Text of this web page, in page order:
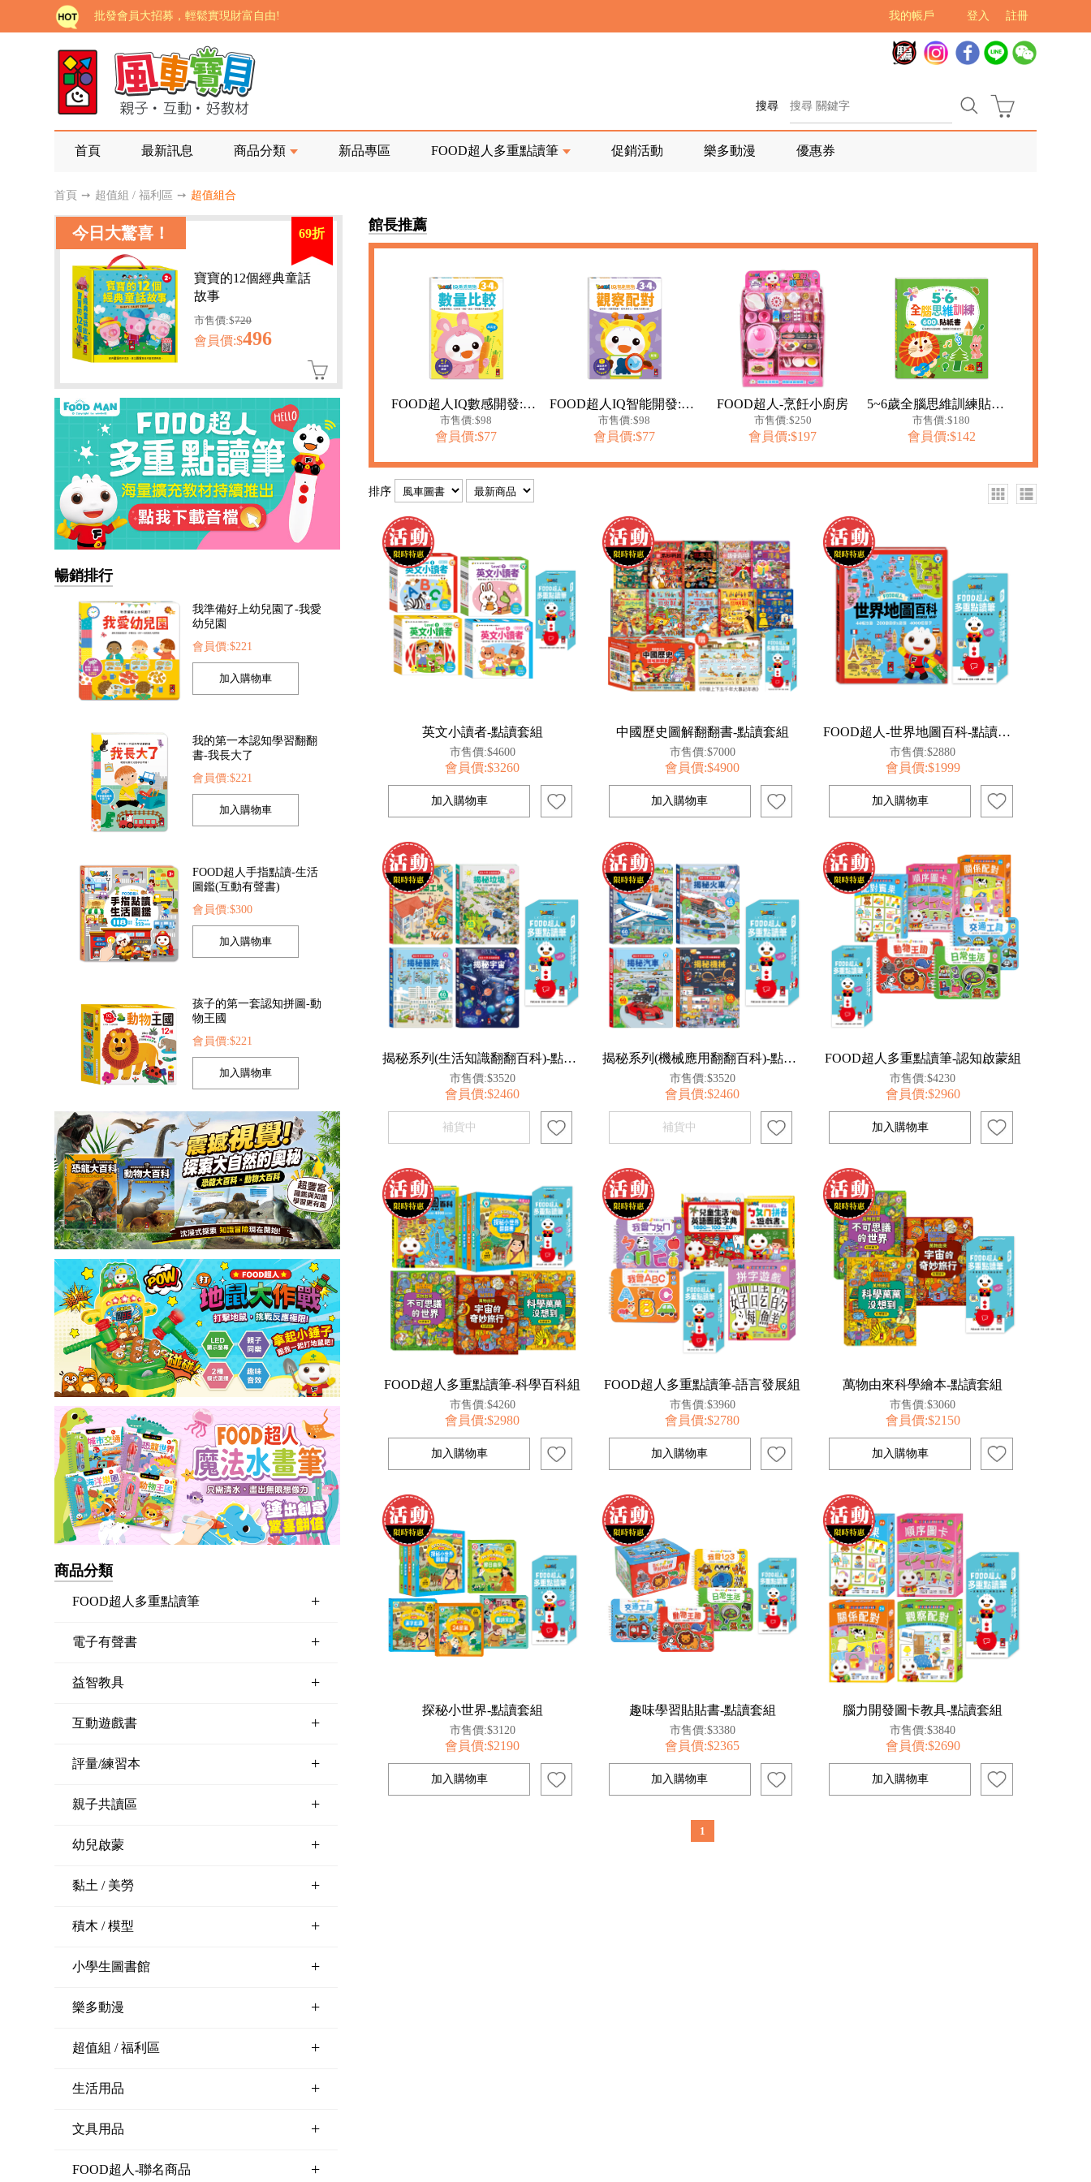
註冊
登入
我的帳戶
批發會員大招募，輕鬆實現財富自由!
如需更改或重開發票 需在訂單成立三天內通知客服 寄回發票需附上回郵郵票
老師您好!!幼教會員火熱招募中~
海外購物免煩惱！點我查看『海外購物流程說明』
家長樂了!「風車書版集團暨FOOD超人企業總部」目前正興建中!
老師您好!!幼教會員火熱招募中~
海外購物免煩惱！點我查看『海外購物流程說明』
搜尋
首頁 最新訊息 商品分類 新品專區 FOOD超人多重點讀筆 促銷活動 樂多動漫 優惠券
首頁 ➙ 超值組 / 福利區 ➙ 超值組合
今日大驚喜！ 69折
寶寶的12個經典童話
故事
市售價:$720
會員價:$496
暢銷排行
我準備好上幼兒園了-我愛
幼兒園
會員價:$221
我的第一本認知學習翻翻
書-我長大了
會員價:$221
FOOD超人手指點讀-生活
圖鑑(互動有聲書)
會員價:$300
孩子的第一套認知拼圖-動
物王國
會員價:$221
商品分類
FOOD超人多重點讀筆 +
電子有聲書 +
益智教具 +
互動遊戲書 +
評量/練習本 +
親子共讀區 +
幼兒啟蒙 +
黏土 / 美勞 +
積木 / 模型 +
小學生圖書館 +
樂多動漫 +
超值組 / 福利區 +
生活用品 +
文具用品 +
FOOD超人-聯名商品 +
館長推薦
FOOD超人IQ數感開發:數量比較(3-4歲)
市售價:$98
會員價:$77
FOOD超人IQ智能開發:觀察配對(3-4歲)
市售價:$98
會員價:$77
FOOD超人-烹飪小廚房
市售價:$250
會員價:$197
5~6歲全腦思維訓練貼紙書
市售價:$180
會員價:$142
排序
英文小讀者-點讀套組
市售價:$4600
會員價:$3260
中國歷史圖解翻翻書-點讀套組
市售價:$7000
會員價:$4900
FOOD超人-世界地圖百科-點讀套組
市售價:$2880
會員價:$1999
揭秘系列(生活知識翻翻百科)-點讀套組
市售價:$3520
會員價:$2460
揭秘系列(機械應用翻翻百科)-點讀套組
市售價:$3520
會員價:$2460
FOOD超人多重點讀筆-認知啟蒙組
市售價:$4230
會員價:$2960
FOOD超人多重點讀筆-科學百科組
市售價:$4260
會員價:$2980
FOOD超人多重點讀筆-語言發展組
市售價:$3960
會員價:$2780
萬物由來科學繪本-點讀套組
市售價:$3060
會員價:$2150
探秘小世界-點讀套組
市售價:$3120
會員價:$2190
趣味學習貼貼書-點讀套組
市售價:$3380
會員價:$2365
腦力開發圖卡教具-點讀套組
市售價:$3840
會員價:$2690
1